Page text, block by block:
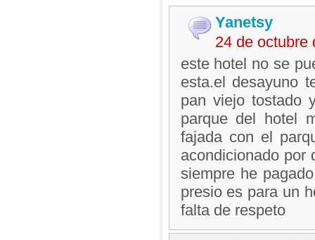
Yanetsy
24 de octubre
este hotel no se
esta.el desayuno
pan viejo tostado
parque del hotel
fajada con el
acondicionado por
siempre he
presio es para un
falta de respeto